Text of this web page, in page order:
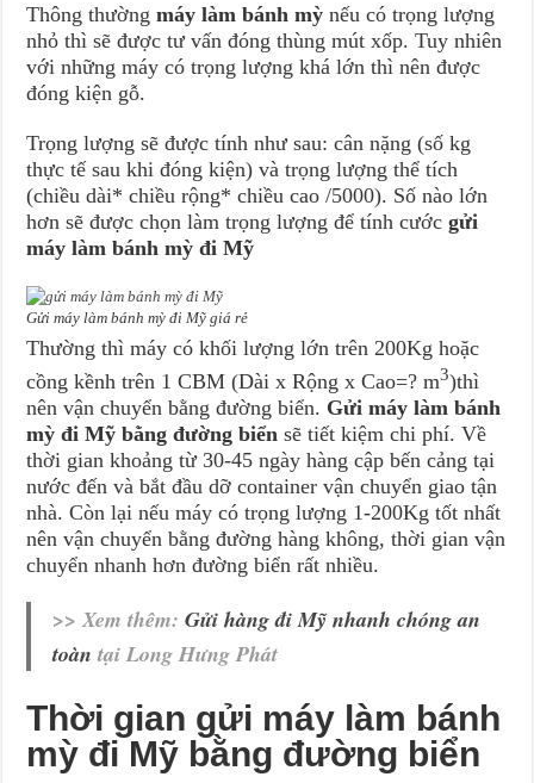
Thông thường máy làm bánh mỳ nếu có trọng lượng
nhỏ thì sẽ được tư vấn đóng thùng mút xốp. Tuy nhiên
với những máy có trọng lượng khá lớn thì nên được
đóng kiện gỗ.
Trọng lượng sẽ được tính như sau: cân nặng (số kg
thực tế sau khi đóng kiện) và trọng lượng thể tích
(chiều dài* chiều rộng* chiều cao /5000). Số nào lớn
hơn sẽ được chọn làm trọng lượng để tính cướcgửi
máy làm bánh mỳ đi Mỹ
Gửi máy làm bánh mỳ đi Mỹ giá rẻ
Thường thì máy có khối lượng lớn trên 200Kg hoặc
cồng kềnh trên 1 CBM (Dài x Rộng x Cao=? m3)thì
nên vận chuyển bằng đường biển. Gửi máy làm bánh
mỳ đi Mỹ bằng đường biển sẽ tiết kiệm chi phí. Về
thời gian khoảng từ 30-45 ngày hàng cập bến cảng tại
nước đến và bắt đầu dỡ container vận chuyển giao tận
nhà. Còn lại nếu máy có trọng lượng 1-200Kg tốt nhất
nên vận chuyển bằng đường hàng không, thời gian vận
chuyển nhanh hơn đường biển rất nhiều.
>> Xem thêm:Gửi hàng đi Mỹ nhanh chóng an
toàn tại Long Hưng Phát
Thời gian gửi máy làm bánh
mỳ đi Mỹ bằng đường biển